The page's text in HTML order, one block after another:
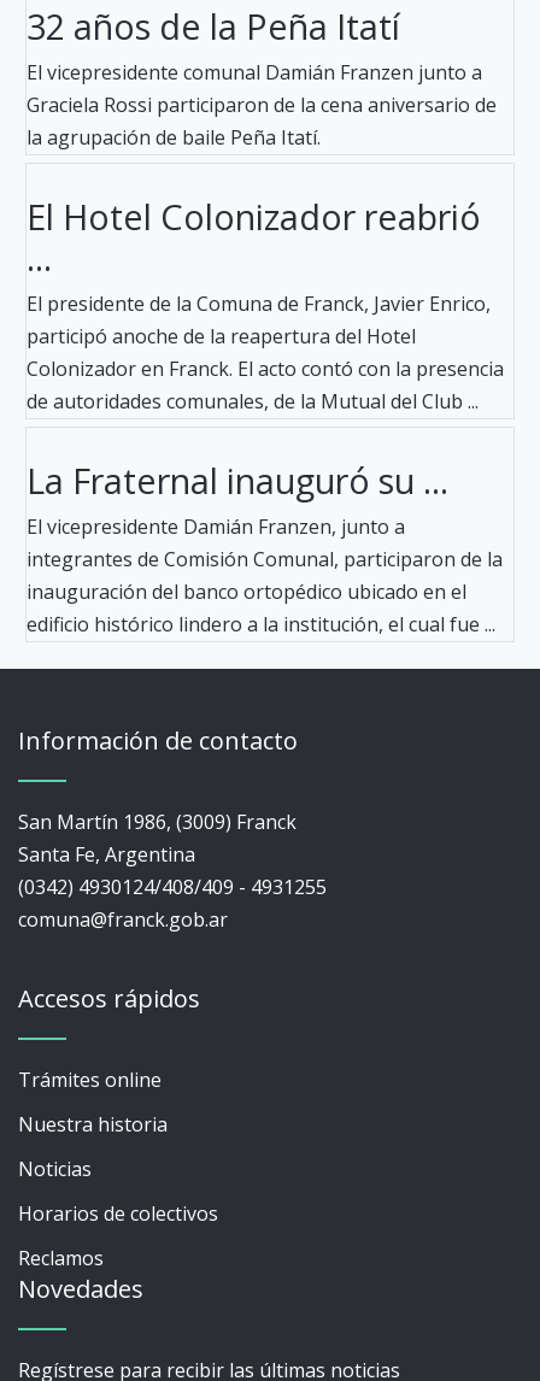
32 años de la Peña Itatí
El vicepresidente comunal Damián Franzen junto a
Graciela Rossi participaron de la cena aniversario de
la agrupación de baile Peña Itatí.
El Hotel Colonizador reabrió
...
El presidente de la Comuna de Franck, Javier Enrico,
participó anoche de la reapertura del Hotel
Colonizador en Franck. El acto contó con la presencia
de autoridades comunales, de la Mutual del Club ...
La Fraternal inauguró su ...
El vicepresidente Damián Franzen, junto a
integrantes de Comisión Comunal, participaron de la
inauguración del banco ortopédico ubicado en el
edificio histórico lindero a la institución, el cual fue ...
Información de contacto
San Martín 1986, (3009) Franck
Santa Fe, Argentina
(0342) 4930124/408/409 - 4931255
comuna@franck.gob.ar
Accesos rápidos
Trámites online
Nuestra historia
Noticias
Horarios de colectivos
Reclamos
Novedades
Regístrese para recibir las últimas noticias